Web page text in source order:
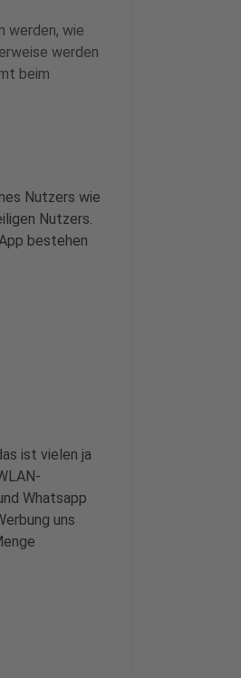
werden, wie
werden
beim
Nutzers wie
Nutzers.
bestehen
ist vielen ja
Whatsapp
uns